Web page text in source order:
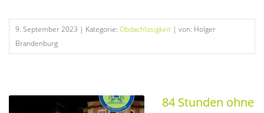
9. September 2023 | Kategorie: Obdachlosigkeit | von: Holger
Brandenburg
84 Stunden ohne